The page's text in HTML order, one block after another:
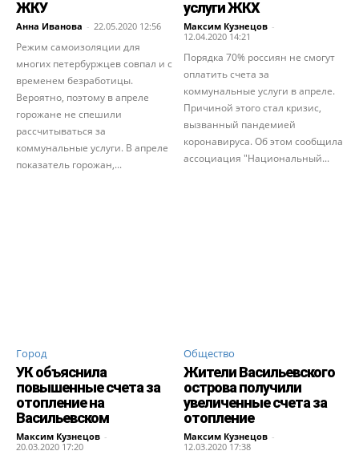
ЖКУ
Анна Иванова - 22.05.2020 12:56
Режим самоизоляции для
многих петербуржцев совпал и с
временем безработицы.
Вероятно, поэтому в апреле
горожане не спешили
рассчитываться за
коммунальные услуги. В апреле
показатель горожан,...
услуги ЖКХ
Максим Кузнецов -
12.04.2020 14:21
Порядка 70% россиян не смогут
оплатить счета за
коммунальные услуги в апреле.
Причиной этого стал кризис,
вызванный пандемией
коронавируса. Об этом сообщила
ассоциация "Национальный...
Город
УК объяснила
повышенные счета за
отопление на
Васильевском
Максим Кузнецов -
20.03.2020 17:20
Общество
Жители Васильевского
острова получили
увеличенные счета за
отопление
Максим Кузнецов -
12.03.2020 17:38